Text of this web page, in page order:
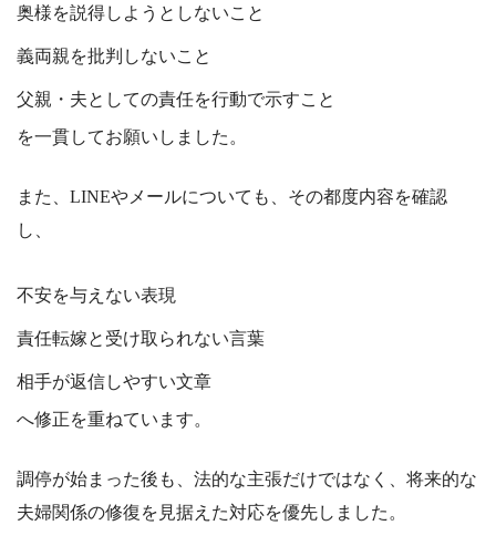
奥様を説得しようとしないこと
義両親を批判しないこと
父親・夫としての責任を行動で示すこと
を一貫してお願いしました。
また、LINEやメールについても、その都度内容を確認
し、
不安を与えない表現
責任転嫁と受け取られない言葉
相手が返信しやすい文章
へ修正を重ねています。
調停が始まった後も、法的な主張だけではなく、将来的な
夫婦関係の修復を見据えた対応を優先しました。